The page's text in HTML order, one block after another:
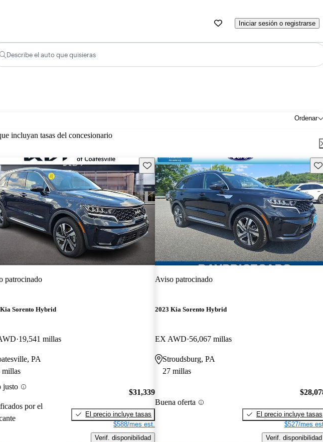
Iniciar sesión o registrarse
Describe el auto que quisieras
Ordenar
incluyan tasas del concesionario
Aviso Guarda este Aviso
patrocinado
Sorento Hybrid
19,541 millas
PA
millas
justo
por el
$31,339
El precio incluye tasas
$588/mes est.
Verif. disponibilidad
Aviso patrocinado
2023 Kia Sorento Hybrid
EX AWD 56,067 millas
Stroudsburg, PA
27 millas
Buena oferta
El precio incluye tasas
$527/mes
Verif. disponibilidad